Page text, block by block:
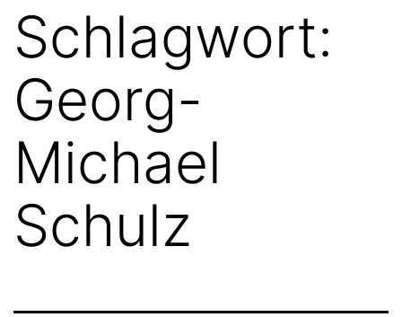
Schlagwort:
Georg-
Michael
Schulz